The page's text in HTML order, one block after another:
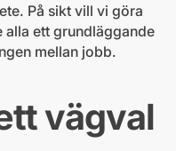
På sikt vill vi göra
ett grundläggande
mellan jobb.
vägval